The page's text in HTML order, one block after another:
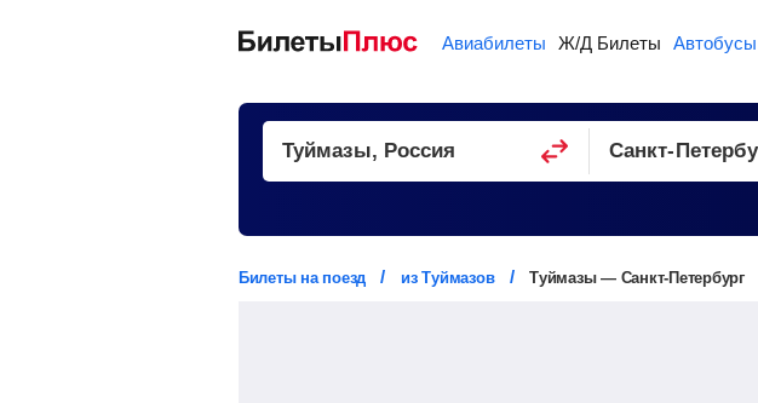
Авиабилеты Ж/Д Билеты Автобусы
Билеты на поезд из Туймазов Туймазы — Санкт-Петербург